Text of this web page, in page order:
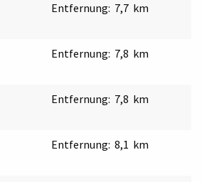
Entfernung: 7,7 km
Entfernung: 7,8 km
Entfernung: 7,8 km
Entfernung: 8,1 km